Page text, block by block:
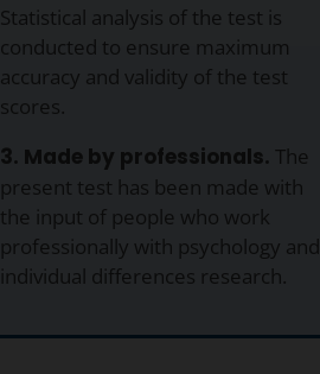
Statistical analysis of the test is
conducted to ensure maximum
accuracy and validity of the test
scores.
3. Made by professionals. The
present test has been made with
the input of people who work
professionally with psychology and
individual differences research.